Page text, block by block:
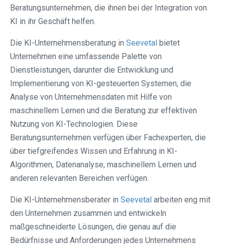
Beratungsunternehmen, die ihnen bei der Integration von
KI in ihr Geschäft helfen.
Die KI-Unternehmensberatung in Seevetal⁠ bietet
Unternehmen eine umfassende Palette von
Dienstleistungen, darunter die Entwicklung und
Implementierung von KI-gesteuerten Systemen, die
Analyse von Unternehmensdaten mit Hilfe von
maschinellem Lernen und die Beratung zur effektiven
Nutzung von KI-Technologien. Diese
Beratungsunternehmen verfügen über Fachexperten, die
über tiefgreifendes Wissen und Erfahrung in KI-
Algorithmen, Datenanalyse, maschinellem Lernen und
anderen relevanten Bereichen verfügen.
Die KI-Unternehmensberater in Seevetal⁠ arbeiten eng mit
den Unternehmen zusammen und entwickeln
maßgeschneiderte Lösungen, die genau auf die
Bedürfnisse und Anforderungen jedes Unternehmens